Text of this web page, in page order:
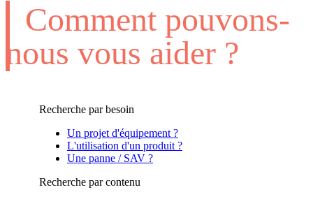
Comment pouvons-
nous vous aider ?
Recherche par besoin
Un projet d'équipement ?
L'utilisation d'un produit ?
Une panne / SAV ?
Recherche par contenu